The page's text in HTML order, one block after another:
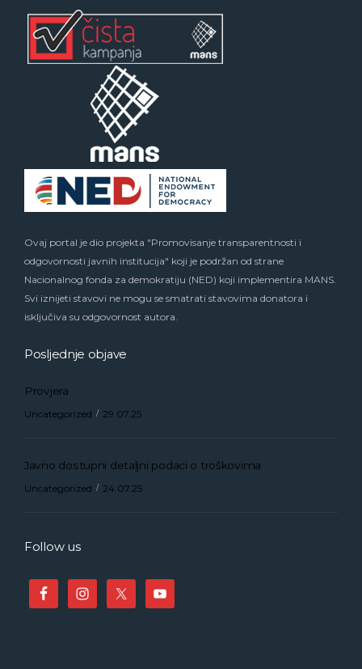
Ovaj portal je dio projekta "Promovisanje transparentnosti i
odgovornosti javnih institucija" koji je podržan od strane
Nacionalnog fonda za demokratiju (NED) koji implementira MANS.
Svi iznijeti stavovi ne mogu se smatrati stavovima donatora i
isključiva su odgovornost autora.
Posljednje objave
Provjera
Uncategorized 29.07.25
Javno dostupni detaljni podaci o troškovima
Uncategorized 24.07.25
Follow us